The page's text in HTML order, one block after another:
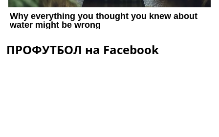
ПРОФУТБОЛ на Facebook